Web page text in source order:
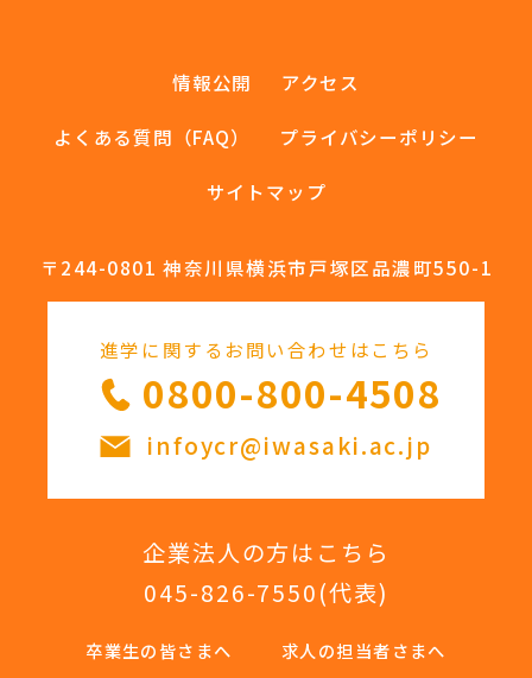
情報公開 アクセス
よくある質問（FAQ） プライバシーポリシー
サイトマップ
〒244-0801 神奈川県横浜市戸塚区品濃町550-1
進学に関するお問い合わせはこちら
0800-800-4508
infoycr@iwasaki.ac.jp
企業法人の方はこちら
045-826-7550(代表)
卒業生の皆さまへ 求人の担当者さまへ